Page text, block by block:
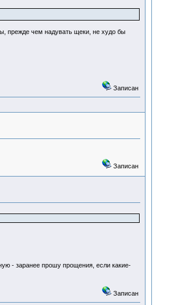
прежде чем надувать щеки, не худо бы
Записан
Записан
- заранее прошу прощения, если какие-
Записан